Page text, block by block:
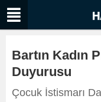
Bartın Kadın
Duyurusu
Çocuk İstismarı